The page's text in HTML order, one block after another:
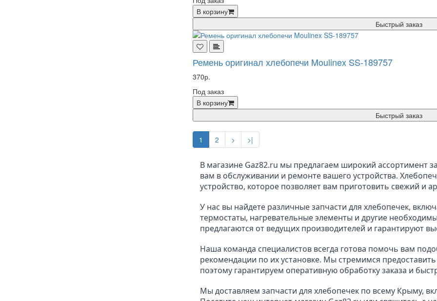
В корзину
Быстрый заказ
Ремень оригинал хлебопечи Moulinex SS-189757
370р.
Под заказ
В корзину
Быстрый заказ
1 2 > >|
В магазине Gaz82.ru мы предлагаем широкий ассортимент
вам в обслуживании и ремонте вашего устройства.
устройство, которое позволяет вам приготовить свежий и
У нас вы найдете различные запчасти для хлебопечек,
термостаты, нагревательные элементы и другие
предлагаются от ведущих производителей и гарантируют
Наша команда специалистов всегда готова помочь вам
рекомендации по их установке. Мы стремимся
поэтому гарантируем оперативную обработку заказа и
Мы доставляем запчасти для хлебопечек по всему Крыму,